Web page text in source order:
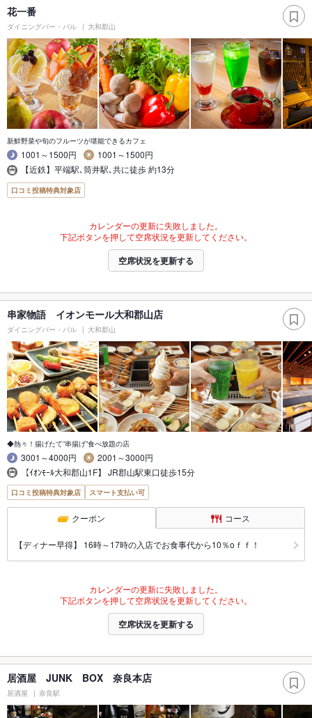
花一番
ダイニングバー・バル 大和郡山
新鮮野菜や旬のフルーツが堪能できるカフェ
1001～1500円
1001～1500円
【近鉄】平端駅､筒井駅､共に徒歩 約13分
口コミ投稿特典対象店
カレンダーの更新に失敗しました。
下記ボタンを押して空席状況を更新してください。
空席状況を更新する
串家物語 イオンモール大和郡山店
ダイニングバー・バル 大和郡山
◆熱々！揚げたて”串揚げ”食べ放題の店
3001～4000円
2001～3000円
【ｲｵﾝﾓｰﾙ大和郡山1F】 JR郡山駅東口徒歩15分
口コミ投稿特典対象店 スマート支払い可
クーポン コース
【ディナー早得】 16時～17時の入店でお食事代から10％oｆｆ！
カレンダーの更新に失敗しました。
下記ボタンを押して空席状況を更新してください。
空席状況を更新する
居酒屋 JUNK BOX 奈良本店
居酒屋 奈良駅